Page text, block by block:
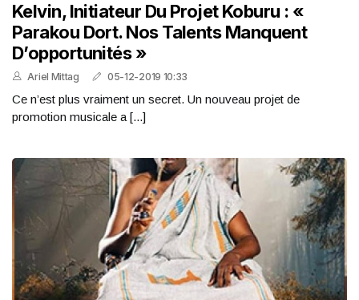
Kelvin, Initiateur Du Projet Koburu : «
Parakou Dort. Nos Talents Manquent
D’opportunités »
Ariel Mittag 05-12-2019 10:33
Ce n’est plus vraiment un secret. Un nouveau projet de
promotion musicale a [...]